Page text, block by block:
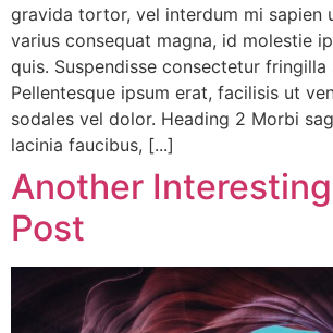
gravida tortor, vel interdum mi sapien
varius consequat magna, id molestie
quis. Suspendisse consectetur fringilla
Pellentesque ipsum erat, facilisis ut
sodales vel dolor. Heading 2 Morbi
lacinia faucibus, [...]
Another
Post